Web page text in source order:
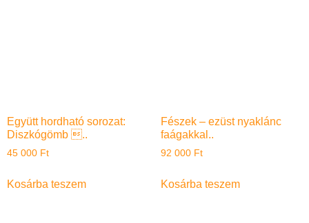
Együtt hordható sorozat:
Diszkógömb ..
45 000 Ft
Kosárba teszem
Fészek – ezüst nyaklánc
faágakkal..
92 000 Ft
Kosárba teszem